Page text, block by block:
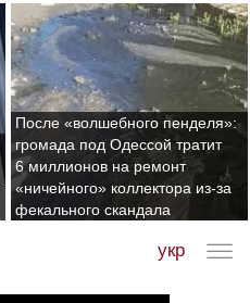
После «волшебного пенделя»:
громада под Одессой тратит
6 миллионов на ремонт
«ничейного» коллектора из-за
фекального скандала
укр